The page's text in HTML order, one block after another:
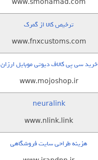
www.smohamad.com
ترخیص کالا از گمرک
www.fnxcustoms.com
خرید سی پی کالاف دیوتی موبایل ارزان
www.mojoshop.ir
neuralink
www.nlink.link
هزینه طراحی سایت فروشگاهی